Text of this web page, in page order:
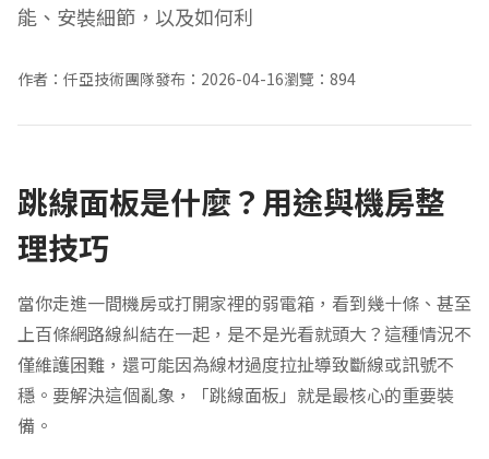
能、安裝細節，以及如何利
作者：仟亞技術團隊發布：2026-04-16瀏覽：894
跳線面板是什麼？用途與機房整
理技巧
當你走進一間機房或打開家裡的弱電箱，看到幾十條、甚至
上百條網路線糾結在一起，是不是光看就頭大？這種情況不
僅維護困難，還可能因為線材過度拉扯導致斷線或訊號不
穩。要解決這個亂象，「跳線面板」就是最核心的重要裝
備。